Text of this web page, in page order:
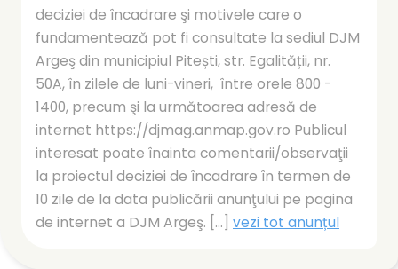
deciziei de încadrare şi motivele care o
fundamentează pot fi consultate la sediul DJM
Argeş din municipiul Pitești, str. Egalității, nr.
50A, în zilele de luni-vineri, între orele 800 -
1400, precum şi la următoarea adresă de
internet https://djmag.anmap.gov.ro Publicul
interesat poate înainta comentarii/observaţii
la proiectul deciziei de încadrare în termen de
10 zile de la data publicării anunţului pe pagina
de internet a DJM Argeş. [...] vezi tot anunțul